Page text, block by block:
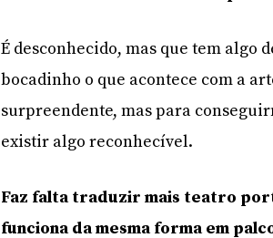
É desconhecido, mas que tem algo
bocadinho o que acontece com a
surpreendente, mas para
existir algo reconhecível.
Faz falta traduzir mais teatro
funciona da mesma forma em